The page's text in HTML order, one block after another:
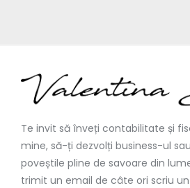
Te invit să înveți contabilitate și
mine, să-ți dezvolți business-ul
poveștile pline de savoare din
trimit un email de câte ori scriu